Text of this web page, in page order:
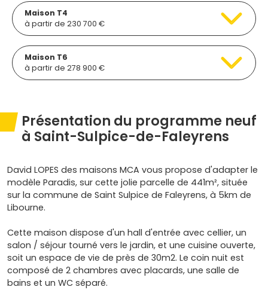
Maison T4
à partir de 230 700 €
Maison T6
à partir de 278 900 €
Présentation du programme neuf
à Saint-Sulpice-de-Faleyrens
David LOPES des maisons MCA vous propose d'adapter le
modèle Paradis, sur cette jolie parcelle de 441m², située
sur la commune de Saint Sulpice de Faleyrens, à 5km de
Libourne.
Cette maison dispose d'un hall d'entrée avec cellier, un
salon / séjour tourné vers le jardin, et une cuisine ouverte,
soit un espace de vie de près de 30m2. Le coin nuit est
composé de 2 chambres avec placards, une salle de
bains et un WC séparé.